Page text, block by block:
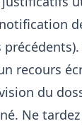
recours
du
Ne